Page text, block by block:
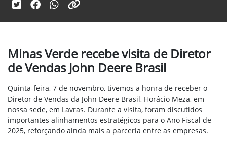
Minas Verde recebe visita de Diretor
de Vendas John Deere Brasil
Quinta-feira, 7 de novembro, tivemos a honra de receber o
Diretor de Vendas da John Deere Brasil, Horácio Meza, em
nossa sede, em Lavras. Durante a visita, foram discutidos
importantes alinhamentos estratégicos para o Ano Fiscal de
2025, reforçando ainda mais a parceria entre as empresas.